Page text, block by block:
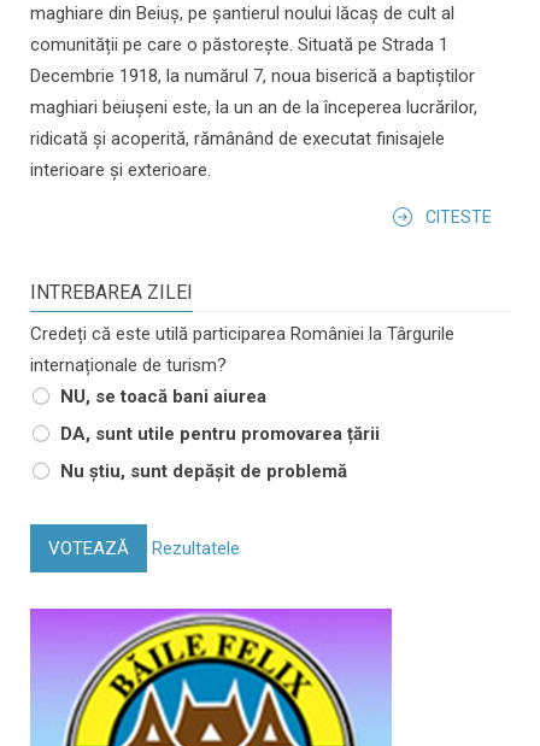
maghiare din Beiuș, pe șantierul noului lăcaș de cult al
comunității pe care o păstorește. Situată pe Strada 1
Decembrie 1918, la numărul 7, noua biserică a baptiștilor
maghiari beiușeni este, la un an de la începerea lucrărilor,
ridicată și acoperită, rămânând de executat finisajele
interioare și exterioare.
CITESTE
INTREBAREA ZILEI
Credeți că este utilă participarea României la Târgurile
internaționale de turism?
NU, se toacă bani aiurea
DA, sunt utile pentru promovarea țării
Nu știu, sunt depășit de problemă
VOTEAZĂ Rezultatele